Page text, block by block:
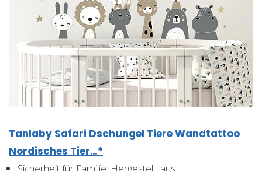
Tanlaby Safari Dschungel Tiere Wandtattoo
Nordisches Tier…*